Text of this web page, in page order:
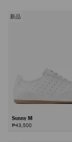
新品
Sunny M
₱43,500